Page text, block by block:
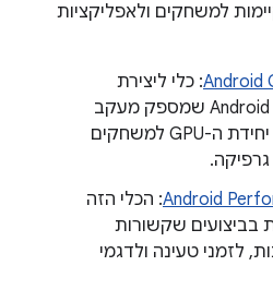
למשחקים ולאפליקציות
Android: כלי ליצירת
פרופילים של מערכת Android שמספק מעקב
וניתוח מתקדמים של יחידת ה-GPU למשחקים
גרפיקה.
Android: הכלי הזה
בביצועים שקשורות
לזמני טעינה ולדגמי